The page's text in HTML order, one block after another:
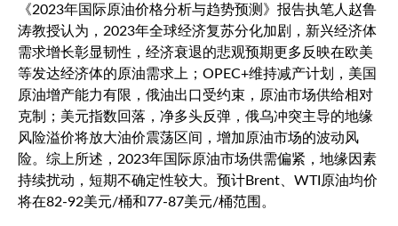
《2023年国际原油价格分析与趋势预测》报告执笔人赵鲁
涛教授认为，2023年全球经济复苏分化加剧，新兴经济体
需求增长彰显韧性，经济衰退的悲观预期更多反映在欧美
等发达经济体的原油需求上；OPEC+维持减产计划，美国
原油增产能力有限，俄油出口受约束，原油市场供给相对
克制； 美元指数 回落，净多头反弹，俄乌冲突主导的地缘
风险溢价将放大油价震荡区间，增加原油市场的波动风
险。综上所述，2023年国际原油市场供需偏紧，地缘因素
持续扰动，短期不确定性较大。预计Brent、WTI原油均价
将在82-92美元/桶和77-87美元/桶范围。